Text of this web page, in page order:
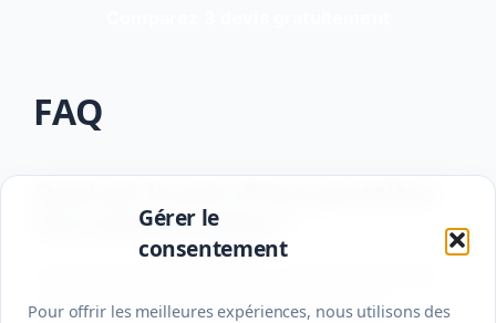
Gérer le
consentement
Pour offrir les meilleures expériences, nous utilisons des
FAQ
havraise au mètre ?
accessoires et de la complexité de pose.